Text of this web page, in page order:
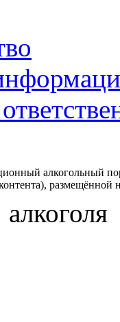
алкогольный
размещённой